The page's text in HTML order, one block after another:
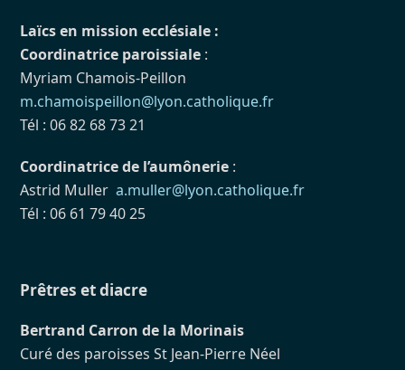
Laïcs en mission ecclésiale :
Coordinatrice paroissiale :
Myriam Chamois-Peillon
m.chamoispeillon@lyon.catholique.fr
Tél : 06 82 68 73 21
Coordinatrice de l’aumônerie :
Astrid Mullera.muller@lyon.catholique.fr
Tél : 06 61 79 40 25
Prêtres et diacre
Bertrand Carron de la Morinais
Curé des paroisses St Jean-Pierre Néel